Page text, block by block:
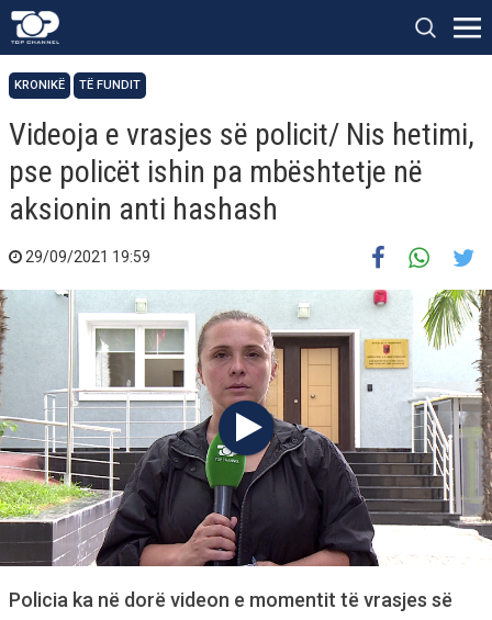
KRONIKË TË FUNDIT
Videoja e vrasjes së policit/ Nis hetimi,
pse policët ishin pa mbështetje në
aksionin anti hashash
29/09/2021 19:59
Policia ka në dorë videon e momentit të vrasjes së